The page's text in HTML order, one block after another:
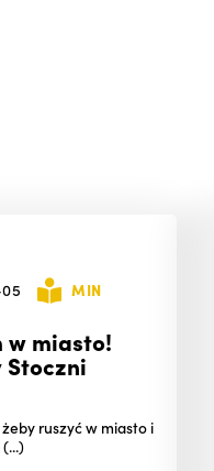
MIN
w miasto!
ruszyć w miasto i